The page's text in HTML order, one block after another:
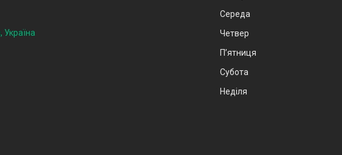
Україна
Середа
Четвер
Пʼятниця
Субота
Неділя